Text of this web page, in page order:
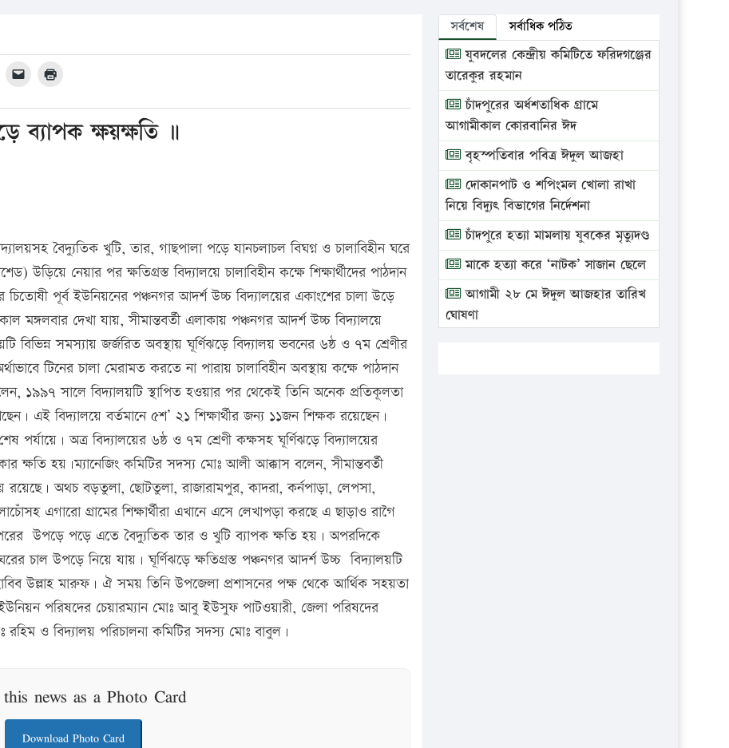
ব্যাপক ক্ষয়ক্ষতি ॥
বৈদ্যুতিক খুটি, তার, গাছপালা পড়ে যানচলাচল বিঘগ্ন ও চালাবিহীন ঘরে
উড়িয়ে নেয়ার পর ক্ষতিগ্রস্ত বিদ্যালয়ে চালাবিহীন কক্ষে শিক্ষার্থীদের পাঠদান
চিতোষী পূর্ব ইউনিয়নের পঞ্চনগর আদর্শ উচ্চ বিদ্যালয়ের একাংশের চালা উড়ে
মঙ্গলবার দেখা যায়, সীমান্তবর্তী এলাকায় পঞ্চনগর আদর্শ উচ্চ বিদ্যালয়ে
বিভিন্ন সমস্যায় জর্জরিত অবস্থায় ঘূর্ণিঝড়ে বিদ্যালয় ভবনের ৬ষ্ঠ ও ৭ম শ্রেণীর
টিনের চালা মেরামত করতে না পারায় চালাবিহীন অবস্থায় কক্ষে পাঠদান
১৯৯৭ সালে বিদ্যালয়টি স্থাপিত হওয়ার পর থেকেই তিনি অনেক প্রতিকূলতা
এই বিদ্যালয়ে বর্তমানে ৫শ’ ২১ শিক্ষার্থীর জন্য ১১জন শিক্ষক রয়েছেন।
অত্র বিদ্যালয়ের ৬ষ্ঠ ও ৭ম শ্রেণী কক্ষসহ ঘূর্ণিঝড়ে বিদ্যালয়ের
ক্ষতি হয়।ম্যানেজিং কমিটির সদস্য মোঃ আলী আক্কাস বলেন, সীমান্তবর্তী
রয়েছে। অথচ বড়তুলা, ছোটতুলা, রাজারামপুর, কাদরা, কর্নপাড়া, লেপসা,
এগারো গ্রামের শিক্ষার্থীরা এখানে এসে লেখাপড়া করছে এ ছাড়াও রাগৈ
উপড়ে পড়ে এতে বৈদ্যুতিক তার ও খুটি ব্যাপক ক্ষতি হয়। অপরদিকে
চাল উপড়ে নিয়ে যায়। ঘূর্ণিঝড়ে ক্ষতিগ্রস্ত পঞ্চনগর আদর্শ উচ্চ বিদ্যালয়টি
হাবিব উল্লাহ মারুফ। ঐ সময় তিনি উপজেলা প্রশাসনের পক্ষ থেকে আর্থিক সহয়তা
পরিষদের চেয়ারম্যান মোঃ আবু ইউসুফ পাটওয়ারী, জেলা পরিষদের
ও বিদ্যালয় পরিচালনা কমিটির সদস্য মোঃ বাবুল।
this news as a Photo Card
Download Photo Card
সর্বশেষ সর্বাধিক পঠিত
যুবদলের কেন্দ্রীয় কমিটিতে ফরিদগঞ্জের
তারেকুর রহমান
চাঁদপুরের অর্ধশতাধিক গ্রামে
আগামীকাল কোরবানির ঈদ
বৃহস্পতিবার পবিত্র ঈদুল আজহা
দোকানপাট ও শপিংমল খোলা রাখা
নিয়ে বিদ্যুৎ বিভাগের নির্দেশনা
চাঁদপুরে হত্যা মামলায় যুবকের মৃত্যুদণ্ড
মাকে হত্যা করে ‘নাটক’ সাজান ছেলে
আগামী ২৮ মে ঈদুল আজহার তারিখ
ঘোষণা